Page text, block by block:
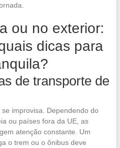
ou no exterior:
dicas para
de transporte de
se improvisa. Dependendo do
ou países fora da UE, as
atenção constante. Um
o trem ou o ônibus deve